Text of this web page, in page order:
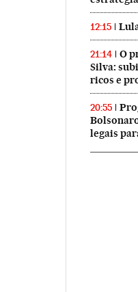
12:15
21:14
O
Silva:
ricos e
20:55
legais